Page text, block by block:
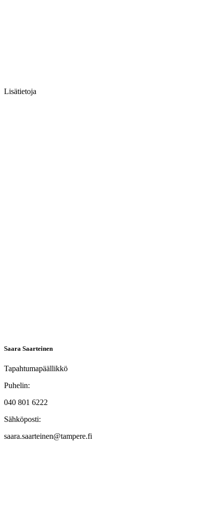
Lisätietoja
Saara Saarteinen
Tapahtumapäällikkö
Puhelin:
040 801 6222
Sähköposti:
saara.saarteinen@tampere.fi